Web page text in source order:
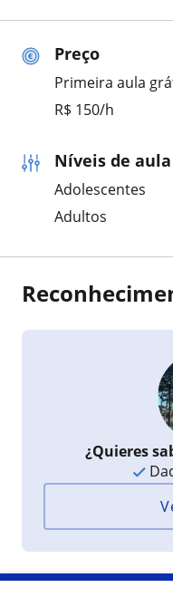
Preço
Primeira aula
R$ 150/h
Níveis de aula
Adolescentes
Adultos
¿Quieres